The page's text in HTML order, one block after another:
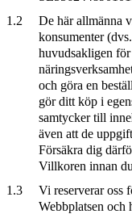
1.2
De här allmänna
konsumenter
huvudsakligen
och göra en
gör ditt köp i
samtycker till
även att de
Försäkra dig
Villkoren innan
1.3
Vi reserverar oss
Webbplatsen och